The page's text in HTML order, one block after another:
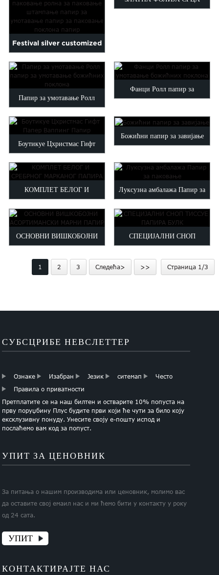
Malayalam
Pashto
Sinhala
Sundanese
Festival silver customized
logo printed wrap pa...
Папир за умотавање Ролл
папир за умотавање божићних
поклона
Фанци Ролл папир за
Боутикуе Цхристмас Гифт
Папер Ваппинг Папир
Божићни папир за завијање
КОМПЛЕТ БЕЛОГ И
СРЕБРНОГ МАРКАНОГ
ПАПИРА
Луксузна амбалажа Папир за
паковање
ОСНОВНИ ВИШКОБОЈНИ
ПАПИР
СПЕЦИЈАЛНИ СНОП
1 2 3 Следећа> >> Страница 1/3
СУБСЦРИБЕ НЕВСЛЕТТЕР
Ознаке Изабран Језик ситемап
Често
Правила о приватности
Претплатите се на наш билтен и остварите 10% попуста на
прву поруџбину Плус будите први који ће чути за било коју
ексклузивну понуду. Унесите своју е-пошту испод и
послаћемо вам код за попуст.
УПИТ ЗА ЦЕНОВНИК
За питања о нашим производима или ценовник, молимо вас
да оставите свој емаил нас и ми ћемо бити у контакту у року
од 24 сата.
УПИТ
КОНТАКТИРАЈТЕ НАС